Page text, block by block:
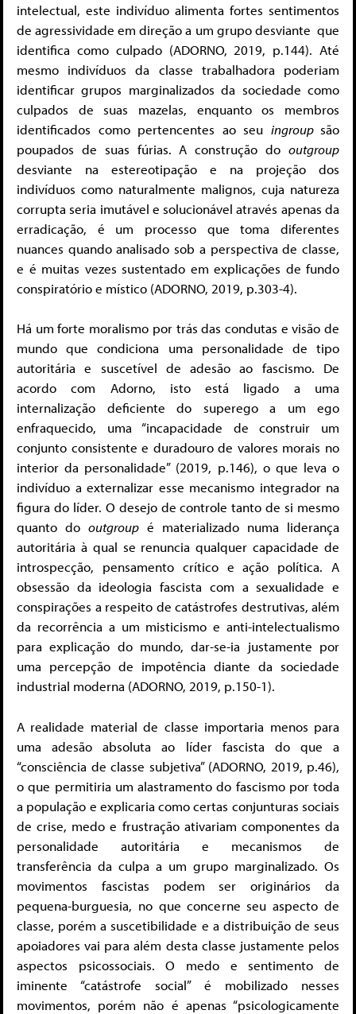
intelectual, este indivíduo alimenta fortes sentimentos
de agressividade em direção a um grupo desviante que
identifica como culpado (ADORNO, 2019, p.144). Até
mesmo indivíduos da classe trabalhadora poderiam
identificar grupos marginalizados da sociedade como
culpados de suas mazelas, enquanto os membros
identificados como pertencentes ao seu ingroup são
poupados de suas fúrias. A construção do outgroup
desviante na estereotipação e na projeção dos
indivíduos como naturalmente malignos, cuja natureza
corrupta seria imutável e solucionável através apenas da
erradicação, é um processo que toma diferentes
nuances quando analisado sob a perspectiva de classe,
e é muitas vezes sustentado em explicações de fundo
conspiratório e místico (ADORNO, 2019, p.303-4).
Há um forte moralismo por trás das condutas e visão de
mundo que condiciona uma personalidade de tipo
autoritária e suscetível de adesão ao fascismo. De
acordo com Adorno, isto está ligado a uma
internalização deficiente do superego a um ego
enfraquecido, uma “incapacidade de construir um
conjunto consistente e duradouro de valores morais no
interior da personalidade” (2019, p.146), o que leva o
indivíduo a externalizar esse mecanismo integrador na
figura do líder. O desejo de controle tanto de si mesmo
quanto dooutgroup é materializado numa liderança
autoritária à qual se renuncia qualquer capacidade de
introspecção, pensamento crítico e ação política. A
obsessão da ideologia fascista com a sexualidade e
conspirações a respeito de catástrofes destrutivas, além
da recorrência a um misticismo e anti-intelectualismo
para explicação do mundo, dar-se-ia justamente por
uma percepção de impotência diante da sociedade
industrial moderna (ADORNO, 2019, p.150-1).
A realidade material de classe importaria menos para
uma adesão absoluta ao líder fascista do que a
“consciência de classe subjetiva” (ADORNO, 2019, p.46),
o que permitiria um alastramento do fascismo por toda
a população e explicaria como certas conjunturas sociais
de crise, medo e frustração ativariam componentes da
personalidade autoritária e mecanismos de
transferência da culpa a um grupo marginalizado. Os
movimentos fascistas podem ser originários da
pequena-burguesia, no que concerne seu aspecto de
classe, porém a suscetibilidade e a distribuição de seus
apoiadores vai para além desta classe justamente pelos
aspectos psicossociais. O medo e sentimento de
iminente “catástrofe social” é mobilizado nesses
movimentos, porém não é apenas “psicologicamente